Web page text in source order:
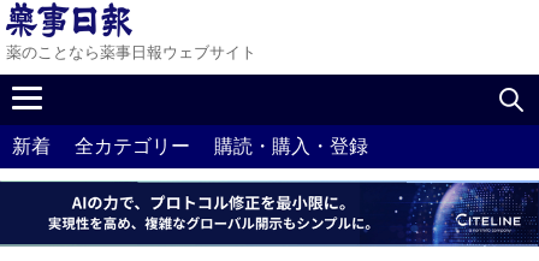
薬のことなら薬事日報ウェブサイト
新着 全カテゴリー 購読・購入・登録